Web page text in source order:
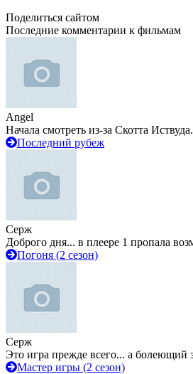
Поделиться сайтом
Последние комментарии к фильмам
Angel
Начала смотреть из-за Скотта
Последний рубеж
Серж
Доброго дня... в плеере 1 пропала
Погоня (2 сезон)
Серж
Это игра прежде всего... а болеющий
Мастер игры (2 сезон)